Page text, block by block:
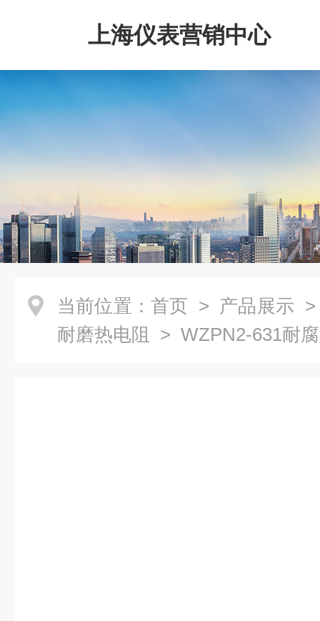
上海仪表营销中心
当前位置： 首页 > 产品展示
耐磨热电阻
> WZPN2-631耐